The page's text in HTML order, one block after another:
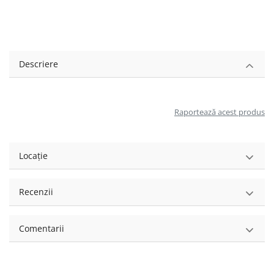
Descriere
Raportează acest produs
Locație
Recenzii
Comentarii